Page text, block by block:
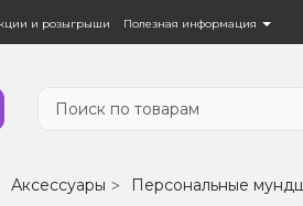
и розыгрыши Полезная информация
Аксессуары Персональные